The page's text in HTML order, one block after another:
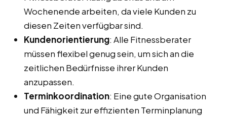
Wochenende arbeiten, da viele Kunden zu
diesen Zeiten verfügbar sind.
Kundenorientierung: Alle Fitnessberater
müssen flexibel genug sein, um sich an die
zeitlichen Bedürfnisse ihrer Kunden
anzupassen.
Terminkoordination: Eine gute Organisation
und Fähigkeit zur effizienten Terminplanung